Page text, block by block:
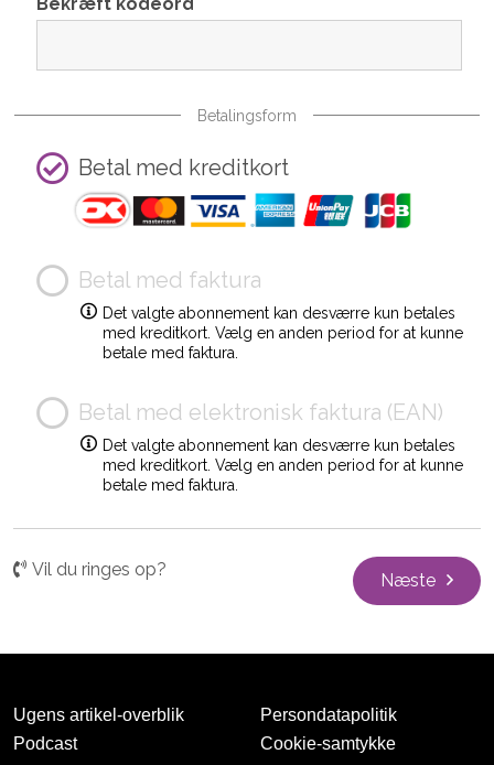
Betalingsform
Betal med kreditkort
Betal med faktura
Det valgte abonnement kan desværre kun betales
med kreditkort. Vælg en anden period for at kunne
betale med faktura.
Betal med elektronisk faktura (EAN)
Det valgte abonnement kan desværre kun betales
med kreditkort. Vælg en anden period for at kunne
betale med faktura.
Vil du ringes op?
Næste
Ugens artikel-overblik
Podcast
Persondatapolitik
Cookie-samtykke